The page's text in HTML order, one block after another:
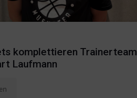
komplettieren Trainerteam
Laufmann